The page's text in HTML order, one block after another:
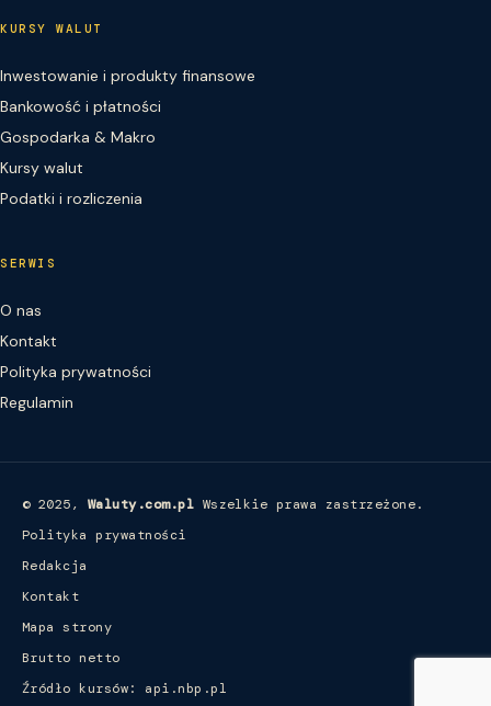
KURSY WALUT
Inwestowanie i produkty finansowe
Bankowość i płatności
Gospodarka & Makro
Kursy walut
Podatki i rozliczenia
SERWIS
O nas
Kontakt
Polityka prywatności
Regulamin
© 2025, Waluty.com.pl Wszelkie prawa zastrzeżone.
Polityka prywatności
Redakcja
Kontakt
Mapa strony
Brutto netto
Źródło kursów: api.nbp.pl